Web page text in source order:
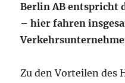
Berlin AB entspricht
– hier fahren
Zu den Vorteilen des